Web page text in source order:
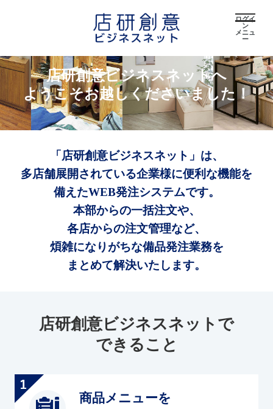
ログイ
ン
メニュ
ー
店研創意ビジネスネットへ
ようこそお越しくださいました！
「店研創意ビジネスネット」は、
多店舗展開されている企業様に便利な機能を
備えたWEB発注システムです。
本部からの一括注文や、
各店からの注文管理など、
煩雑になりがちな備品発注業務を
まとめて解決いたします。
店研創意ビジネスネットで
できること
商品メニューを